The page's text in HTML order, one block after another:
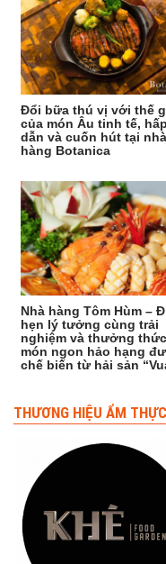
Đổi bữa thú vị với thế
của món Âu tinh tế, hấp
dẫn và cuốn hút tại nhà
hàng Botanica
Nhà hàng Tôm Hùm –
hẹn lý tưởng cùng trải
nghiệm và thưởng thức
món ngon hảo hạng
chế biến từ hải sản
THƯƠNG HIỆU ẨM